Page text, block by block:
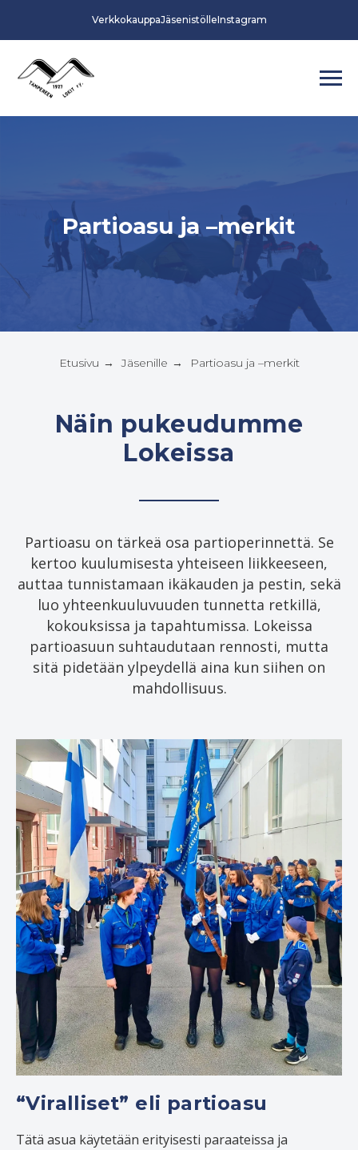
VerkkokauppaJäsenistölleInstagram
Partioasu ja –merkit
Etusivu → Jäsenille → Partioasu ja –merkit
Näin pukeudumme
Lokeissa
Partioasu on tärkeä osa partioperinnettä. Se
kertoo kuulumisesta yhteiseen liikkeeseen,
auttaa tunnistamaan ikäkauden ja pestin, sekä
luo yhteenkuuluvuuden tunnetta retkillä,
kokouksissa ja tapahtumissa. Lokeissa
partioasuun suhtaudutaan rennosti, mutta
sitä pidetään ylpeydellä aina kun siihen on
mahdollisuus.
“Viralliset” eli partioasu
Tätä asua käytetään erityisesti paraateissa ja